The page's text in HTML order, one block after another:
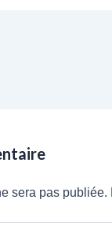
sera pas publiée.